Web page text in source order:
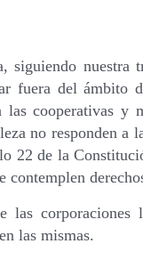
siguiendo
fuera del ámbito
cooperativas y
no responden a
22 de la
contemplen
las
las mismas.